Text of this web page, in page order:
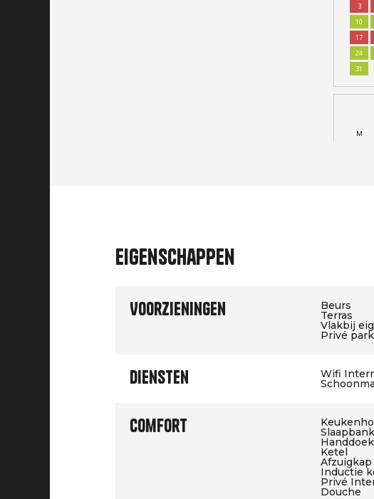
Eigenschappen
Voorzieningen Beurs
Terras
Vlakbij
Privé
Diensten Wifi
Comfort Slaapbank
Ketel
Afzuigkap
Inductie
Privé
Douche